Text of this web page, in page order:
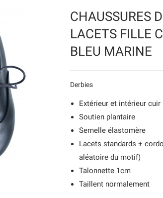
CHAUSSURES
LACETS FILLE
BLEU MARINE
Derbies
Extérieur et intérieur cuir
Soutien plantaire
Semelle élastomère
Lacets standards +
aléatoire du motif)
Talonnette 1cm
Taillent normalement